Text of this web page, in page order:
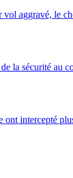
vol aggravé, le
la sécurité au
ont intercepté